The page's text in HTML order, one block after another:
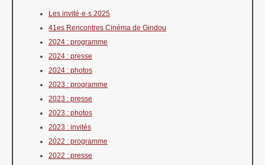
Les invité·e·s 2025
41es Rencontres Cinéma de Gindou
2024 : programme
2024 : presse
2024 : photos
2023 : programme
2023 : presse
2023 : photos
2023 : invités
2022 : programme
2022 : presse